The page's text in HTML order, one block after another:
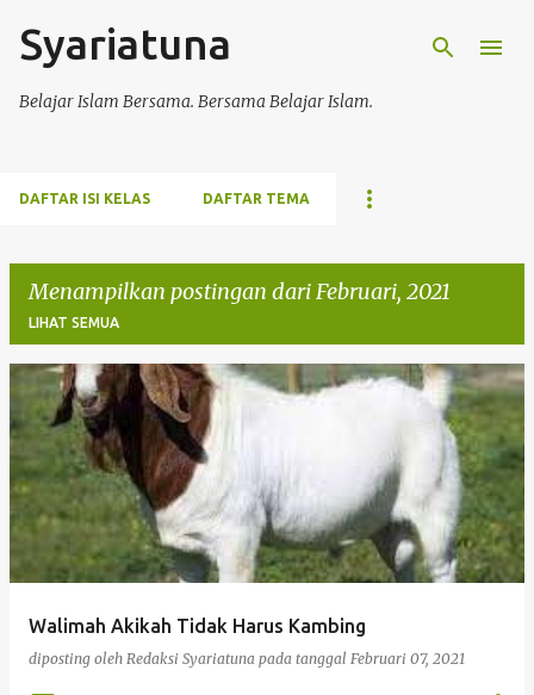
Syariatuna
Belajar Islam Bersama. Bersama Belajar Islam.
DAFTAR ISI KELAS DAFTAR TEMA
Menampilkan postingan dari Februari, 2021
LIHAT SEMUA
P
o
s
t
n
Walimah Akikah Tidak Harus Kambing
diposting oleh Redaksi Syariatuna pada tanggal Februari 07, 2021